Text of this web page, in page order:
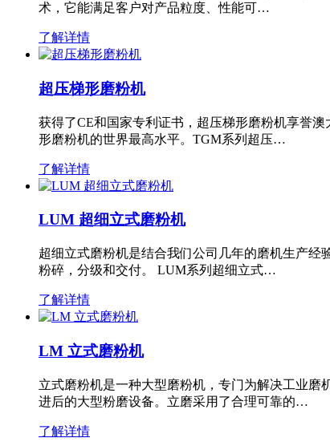
术，它能满足客户对产品粒度、性能可…
了解详情
超压梯形磨粉机
获得了CE和国家专利证书，超压梯形磨粉机享誉
形磨粉机的世界最高水平。TGM系列超压…
了解详情
LUM 超细立式磨粉机
超细立式磨粉机是结合我们公司几年的磨机生产
粉碎，分级和交付。 LUM系列超细立式…
了解详情
LM 立式磨粉机
立式磨粉机是一种大型磨粉机，专门为解决工业
进后的大型粉磨设备。立磨采用了合理可靠的…
了解详情